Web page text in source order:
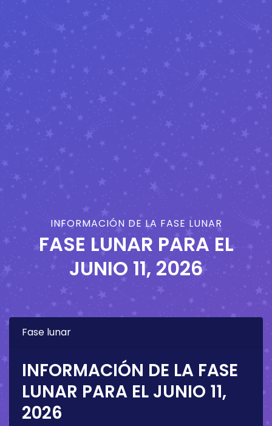
INFORMACIÓN DE LA FASE LUNAR
FASE LUNAR PARA EL
JUNIO 11, 2026
Fase lunar
INFORMACIÓN DE LA FASE
LUNAR PARA EL JUNIO 11,
2026